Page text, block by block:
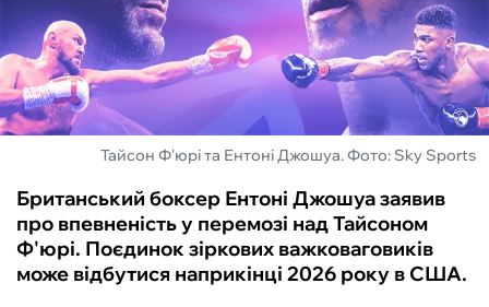
ІНШІ
БУКМЕКЕРИ
Тайсон Ф'юрі та Ентоні Джошуа. Фото: Sky Sports
Британський боксер Ентоні Джошуа заявив
про впевненість у перемозі над Тайсоном
Ф'юрі. Поєдинок зіркових важковаговиків
може відбутися наприкінці 2026 року в США.